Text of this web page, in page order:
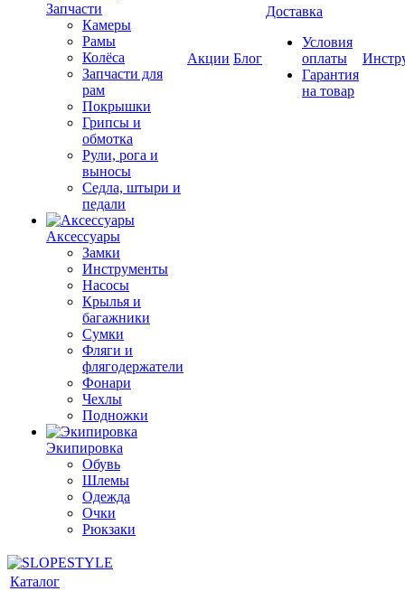
Запчасти
Камеры
Рамы
Колёса
Запчасти для
рам
Покрышки
Грипсы и
обмотка
Рули, рога и
выносы
Седла, штыри и
педали
Аксессуары
Замки
Инструменты
Насосы
Крылья и
багажники
Сумки
Фляги и
флягодержатели
Фонари
Чехлы
Подножки
Экипировка
Обувь
Шлемы
Одежда
Очки
Рюкзаки
Акции Блог
Доставка
Условия
оплаты
Гарантия
на товар
Каталог